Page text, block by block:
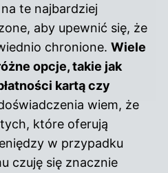
te najbardziej
aby upewnić się, że
chronione. Wiele
opcje, takie jak
kartą czy
wiem, że
które oferują
w przypadku
czuję się znacznie